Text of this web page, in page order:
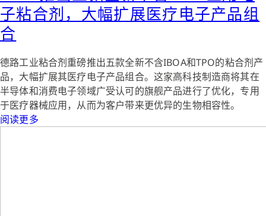
子粘合剂，大幅扩展医疗电子产品组
合
德路工业粘合剂重磅推出五款全新不含IBOA和TPO的粘合剂产
品，大幅扩展其医疗电子产品组合。这家高科技制造商将其在
半导体和消费电子领域广受认可的旗舰产品进行了优化，专用
于医疗器械应用，从而为客户带来更优异的生物相容性。
阅读更多